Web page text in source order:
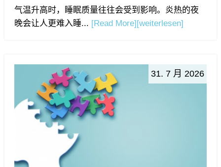
气温升高时，睡眠质量往往会受到影响。炎热的夜
晚会让人更难入睡... [Read More] [weiterlesen]
31. 7 月 2026